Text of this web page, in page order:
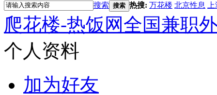
搜索 搜索 热搜: 万花楼 北京性息
爬花楼-热饭网全国兼职
个人资料
加为好友